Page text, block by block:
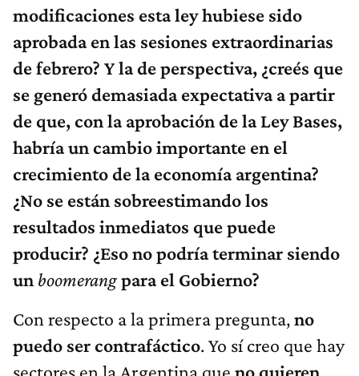
modificaciones esta ley hubiese sido
aprobada en las sesiones extraordinarias
de febrero? Y la de perspectiva, ¿creés que
se generó demasiada expectativa a partir
de que, con la aprobación de la Ley Bases,
habría un cambio importante en el
crecimiento de la economía argentina?
¿No se están sobreestimando los
resultados inmediatos que puede
producir? ¿Eso no podría terminar siendo
un boomerangpara el Gobierno?
Con respecto a la primera pregunta,no
puedo ser contrafáctico. Yo sí creo que hay
sectores en la Argentina que no quieren